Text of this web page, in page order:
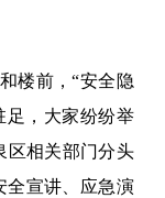
楼前，“安全隐
足，大家纷纷举
区相关部门分头
全宣讲、应急演